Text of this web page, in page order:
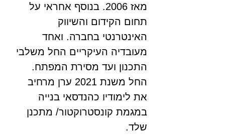
מאז 2006. בנוסף אחראי על
תחום הקידום והשיווק
האינטרנטי בחברה. ואחד
מעובדיה העיקריים החל משלבי
התכנון ועד מסירת המפתח.
החל משנת 2021 ערן מרחיב
את לימודיו כהנדסאי בנייה
במגמת קונסטרוקטור/ מתכנן
שלד.